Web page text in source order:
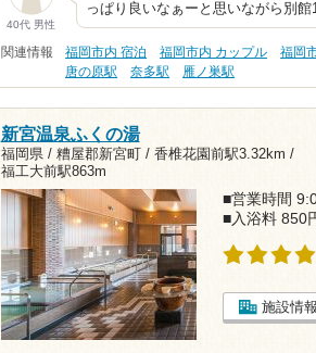
40代 男性
っぱり良いなぁーと思いながら別
関連情報 福岡市内 宿泊 福岡市内 カップル 福岡
唐の原駅
奈多駅 雁ノ巣駅
新宮温泉ふくの湯
福岡県 / 糟屋郡新宮町 / 香椎花園前駅3.32km /
福工大前駅863m
■営業時間
■入浴料 850
施設情